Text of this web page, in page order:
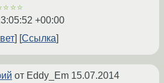
+00:00
Ссылка
от Eddy_Em 15.07.2014